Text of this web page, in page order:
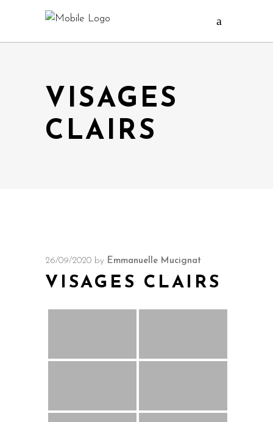
VISAGES
CLAIRS
26/09/2020 by Emmanuelle Mucignat
VISAGES CLAIRS